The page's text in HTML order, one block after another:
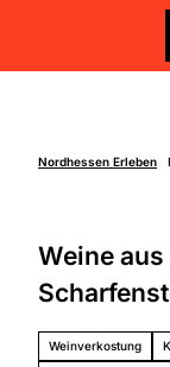
Nordhessen Erleben
Weine
Weinverkostung